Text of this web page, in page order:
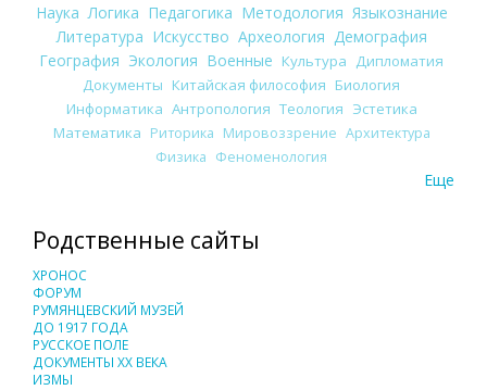
Наука Логика Педагогика Методология Языкознание
Литература Искусство Археология Демография
География Экология Военные Культура
Дипломатия
Документы Китайская философия Биология
Информатика Антропология Теология Эстетика
Математика Риторика Мировоззрение Архитектура
Физика Феноменология
Еще
Родственные сайты
ХРОНОС
ФОРУМ
РУМЯНЦЕВСКИЙ МУЗЕЙ
ДО 1917 ГОДА
РУССКОЕ ПОЛЕ
ДОКУМЕНТЫ XX ВЕКА
ИЗМЫ